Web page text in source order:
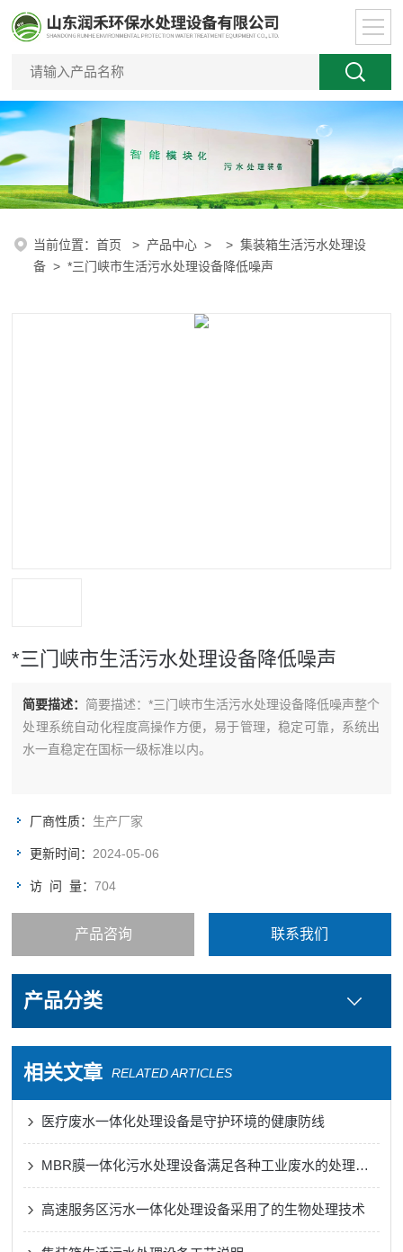
当前位置：首页 > 产品中心 > >集装箱生活污水处理设
备 > *三门峡市生活污水处理设备降低噪声
*三门峡市生活污水处理设备降低噪声
简要描述： 简要描述：*三门峡市生活污水处理设备降低噪声整个
处理系统自动化程度高操作方便，易于管理，稳定可靠，系统出
水一直稳定在国标一级标准以内。
厂商性质： 生产厂家
更新时间： 2024-05-06
访 问 量：704
产品咨询 联系我们
产品分类
相关文章 RELATED ARTICLES
医疗废水一体化处理设备是守护环境的健康防线
MBR膜一体化污水处理设备满足各种工业废水的处理需求
高速服务区污水一体化处理设备采用了的生物处理技术